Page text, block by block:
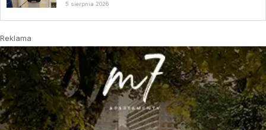
5 sierpnia 2026
Reklama